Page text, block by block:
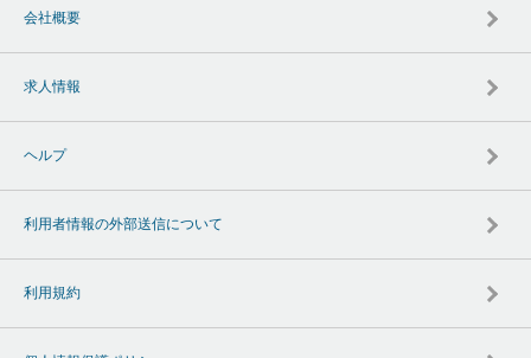
会社概要
求人情報
ヘルプ
利用者情報の外部送信について
利用規約